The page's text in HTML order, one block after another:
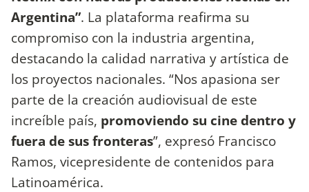
Argentina”. La plataforma reafirma su
compromiso con la industria argentina,
destacando la calidad narrativa y artística de
los proyectos nacionales. “Nos apasiona ser
parte de la creación audiovisual de este
increíble país, promoviendo su cine dentro y
fuera de sus fronteras”, expresó Francisco
Ramos, vicepresidente de contenidos para
Latinoamérica.